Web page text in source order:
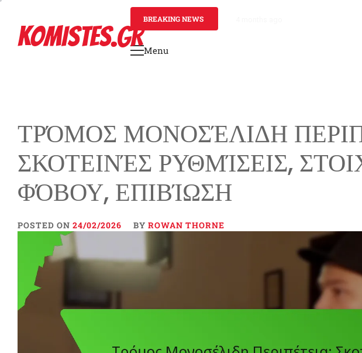
contentKOMISTES.GR
BREAKING NEWS
Primary
Menu
ΤΡΌΜΟΣ ΜΟΝΟΣΈΛΙΔΗ
ΣΚΟΤΕΙΝΈΣ ΡΥΘΜΊΣΕΙΣ,
ΦΌΒΟΥ, ΕΠΙΒΊΩΣΗ
POSTED ON 24/02/2026 BY ROWAN THORNE